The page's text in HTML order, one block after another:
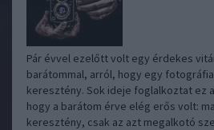
Pár évvel ezelőtt volt egy érdekes
barátommal, arról, hogy egy
keresztény. Sok ideje foglalkoztat ez
hogy a barátom érve elég erős volt:
keresztény, csak az azt megalkotó